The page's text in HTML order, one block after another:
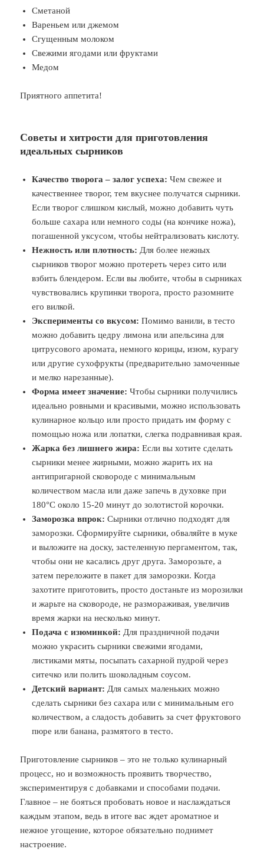
Сметаной
Вареньем или джемом
Сгущенным молоком
Свежими ягодами или фруктами
Медом
Приятного аппетита!
Советы и хитрости для приготовления
идеальных сырников
Качество творога – залог успеха: Чем свежее и
качественнее творог, тем вкуснее получатся сырники.
Если творог слишком кислый, можно добавить чуть
больше сахара или немного соды (на кончике ножа),
погашенной уксусом, чтобы нейтрализовать кислоту.
Нежность или плотность: Для более нежных
сырников творог можно протереть через сито или
взбить блендером. Если вы любите, чтобы в сырниках
чувствовались крупинки творога, просто разомните
его вилкой.
Эксперименты со вкусом: Помимо ванили, в тесто
можно добавить цедру лимона или апельсина для
цитрусового аромата, немного корицы, изюм, курагу
или другие сухофрукты (предварительно замоченные
и мелко нарезанные).
Форма имеет значение: Чтобы сырники получились
идеально ровными и красивыми, можно использовать
кулинарное кольцо или просто придать им форму с
помощью ножа или лопатки, слегка подравнивая края.
Жарка без лишнего жира: Если вы хотите сделать
сырники менее жирными, можно жарить их на
антипригарной сковороде с минимальным
количеством масла или даже запечь в духовке при
180°C около 15-20 минут до золотистой корочки.
Заморозка впрок: Сырники отлично подходят для
заморозки. Сформируйте сырники, обваляйте в муке
и выложите на доску, застеленную пергаментом, так,
чтобы они не касались друг друга. Заморозьте, а
затем переложите в пакет для заморозки. Когда
захотите приготовить, просто достаньте из морозилки
и жарьте на сковороде, не размораживая, увеличив
время жарки на несколько минут.
Подача с изюминкой: Для праздничной подачи
можно украсить сырники свежими ягодами,
листиками мяты, посыпать сахарной пудрой через
ситечко или полить шоколадным соусом.
Детский вариант: Для самых маленьких можно
сделать сырники без сахара или с минимальным его
количеством, а сладость добавить за счет фруктового
пюре или банана, размятого в тесто.
Приготовление сырников – это не только кулинарный
процесс, но и возможность проявить творчество,
экспериментируя с добавками и способами подачи.
Главное – не бояться пробовать новое и наслаждаться
каждым этапом, ведь в итоге вас ждет ароматное и
нежное угощение, которое обязательно поднимет
настроение.